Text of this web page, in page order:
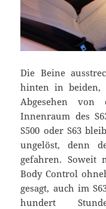
Die Beine
hinten in beiden,
Abgesehen von
Innenraum des
S500 oder S63
ungelöst, denn
gefahren. Soweit
Body Control
gesagt, auch im
hundert